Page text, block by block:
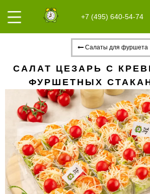
+7 (495) 640-54-74
Салаты для фуршета
САЛАТ ЦЕЗАРЬ С
ФУРШЕТНЫХ